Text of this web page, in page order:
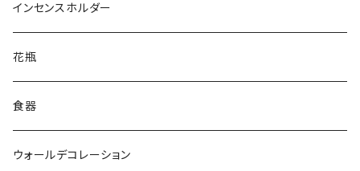
インセンスホルダー
花瓶
食器
ウォールデコレーション